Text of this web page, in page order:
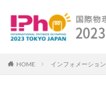
HOME インフォメーション